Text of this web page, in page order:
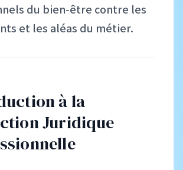
du bien-être contre les
et les aléas du métier.
à la
Juridique